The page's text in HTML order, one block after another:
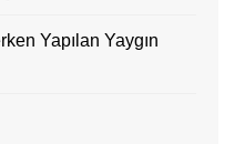
Yapılan Yaygın